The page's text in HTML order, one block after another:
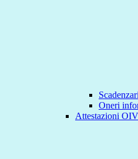
Oneri
Attestazioni